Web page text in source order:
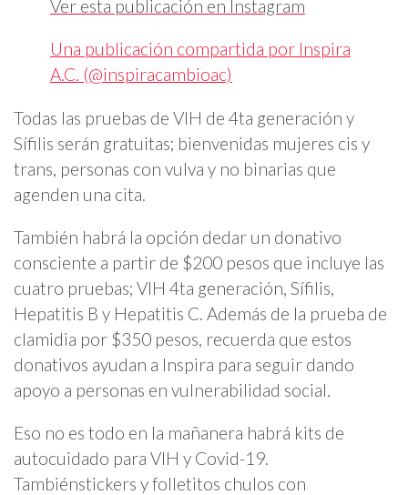
Ver esta publicación en Instagram
Una publicación compartida por Inspira
A.C. (@inspiracambioac)
Todas las pruebas de VIH de 4ta generación y
Sífilis serán gratuitas; bienvenidas mujeres cis y
trans, personas con vulva y no binarias que
agenden una cita.
También habrá la opción dedar un donativo
consciente a partir de $200 pesos que incluye las
cuatro pruebas; VIH 4ta generación, Sífilis,
Hepatitis B y Hepatitis C. Además de la prueba de
clamidia por $350 pesos, recuerda que estos
donativos ayudan a Inspira para seguir dando
apoyo a personas en vulnerabilidad social.
Eso no es todo en la mañanera habrá kits de
autocuidado para VIH y Covid-19.
Tambiénstickers y folletitos chulos con